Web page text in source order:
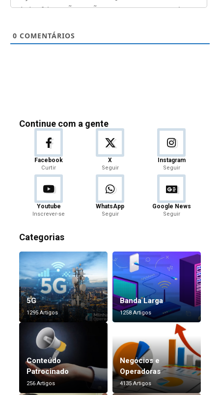
0 COMENTÁRIOS
Continue com a gente
Facebook
Curtir
X
Seguir
Instagram
Seguir
Youtube
Inscrever-se
WhatsApp
Seguir
Google News
Seguir
Categorias
5G
1295 Artigos
Banda Larga
1258 Artigos
Conteúdo
Patrocinado
256 Artigos
Negócios e
Operadoras
4135 Artigos